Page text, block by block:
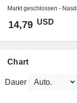
Markt geschlossen -
14,79 USD
Chart
Dauer